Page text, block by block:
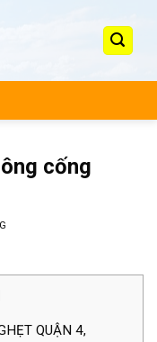
cống
QUẬN 4,